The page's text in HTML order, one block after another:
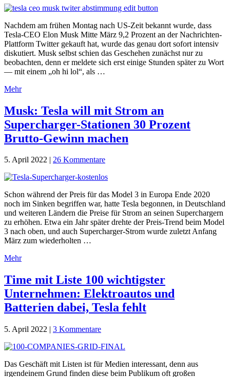
Nachdem am frühen Montag nach US-Zeit bekannt wurde, dass
Tesla-CEO Elon Musk Mitte März 9,2 Prozent an der Nachrichten-
Plattform Twitter gekauft hat, wurde das genau dort sofort intensiv
diskutiert. Musk selbst schien das Geschehen zunächst nur zu
beobachten, denn er meldete sich erst einige Stunden später zu Wort
— mit einem „oh hi lol“, als …
Mehr
Musk: Tesla will mit Strom an
Supercharger-Stationen 30 Prozent
Brutto-Gewinn machen
5. April 2022 | 26 Kommentare
Schon während der Preis für das Model 3 in Europa Ende 2020
noch im Sinken begriffen war, hatte Tesla begonnen, in Deutschland
und weiteren Ländern die Preise für Strom an seinen Superchargern
zu erhöhen. Etwa ein Jahr später drehte der Preis-Trend beim Model
3 nach oben, und auch Supercharger-Strom wurde zuletzt Anfang
März zum wiederholten …
Mehr
Time mit Liste 100 wichtigster
Unternehmen: Elektroautos und
Batterien dabei, Tesla fehlt
5. April 2022 | 3 Kommentare
Das Geschäft mit Listen ist für Medien interessant, denn aus
irgendeinem Grund finden diese beim Publikum oft großen